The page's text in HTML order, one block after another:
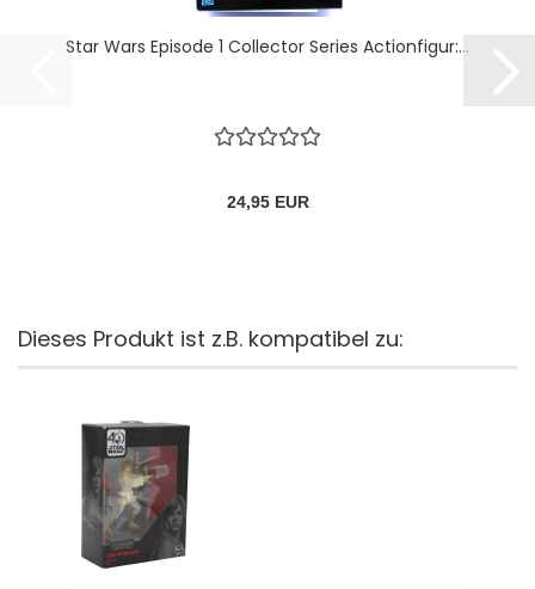
Star Wars Episode 1 Collector Series Actionfigur:...
24,95 EUR
Dieses Produkt ist z.B. kompatibel zu: